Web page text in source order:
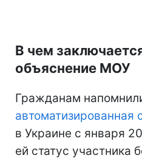
В чем
объяснение МОУ
Гражданам
автоматизированная
в Украине с января
ей статус участника